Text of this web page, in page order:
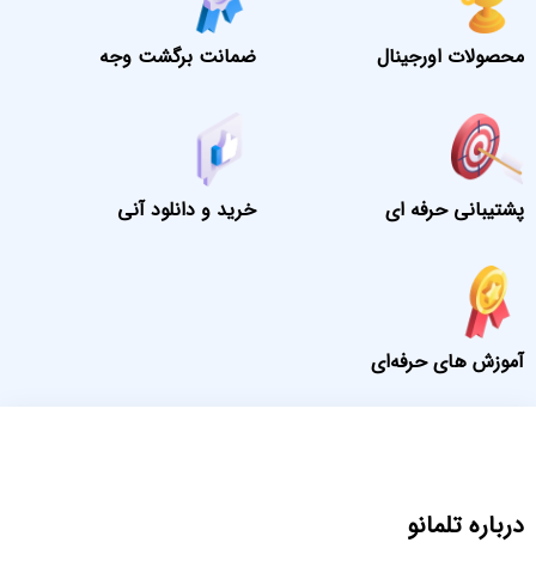
محصولات اورجینال ضمانت برگشت وجه
پشتیبانی حرفه ای خرید و دانلود آنی
آموزش های حرفه‌ای
درباره تلمانو